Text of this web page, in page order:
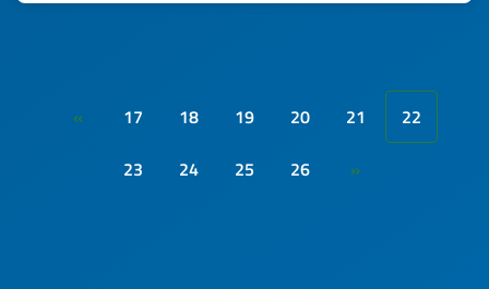
« 17 18 19 20 21
22
23
24 25 26 »